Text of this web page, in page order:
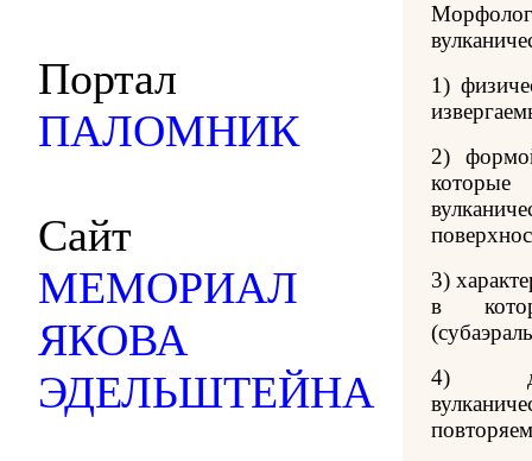
Портал
ПАЛОМНИК
Сайт
МЕМОРИАЛ
ЯКОВА
ЭДЕЛЬШТЕЙНА
1)
2)
3)
в
4)